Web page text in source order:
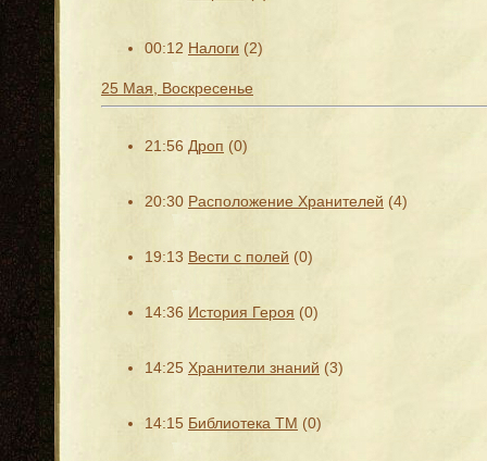
00:12 Налоги (2)
25 Мая, Воскресенье
21:56 Дроп (0)
20:30 Расположение Хранителей (4)
19:13 Вести с полей (0)
14:36 История Героя (0)
14:25 Хранители знаний (3)
14:15 Библиотека ТМ (0)